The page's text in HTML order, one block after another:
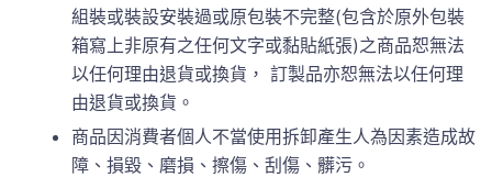
組裝或裝設安裝過或原包裝不完整(包含於原外包裝
箱寫上非原有之任何文字或黏貼紙張)之商品恕無法
以任何理由退貨或換貨， 訂製品亦恕無法以任何理
由退貨或換貨。
商品因消費者個人不當使用拆卸產生人為因素造成故
障、損毀、磨損、擦傷、刮傷、髒污。